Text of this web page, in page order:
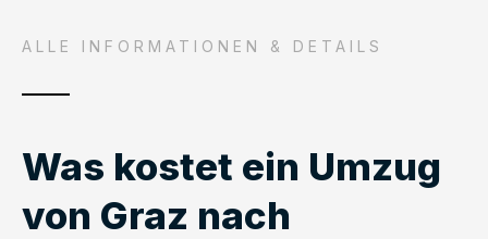
ALLE INFORMATIONEN & DETAILS
Was kostet ein Umzug
von Graz nach